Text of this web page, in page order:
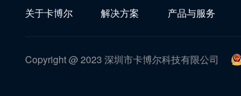
关于卡博尔 解决方案 产品与服务
Copyright @ 2023 深圳市卡博尔科技有限公司